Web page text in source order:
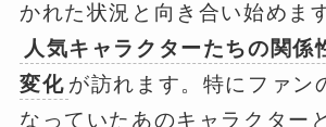
かれた状況と向き合い始めま
人気キャラクターたちの関係
変化 が訪れます。特にファン
なっていたあのキャラクター